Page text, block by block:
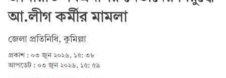
আ.লীগ কর্মীর মামলা
জেলা প্রতিনিধি, কুমিল্লা
প্রকাশ : ০৩ জুন ২০২৬, ১৫: ৩৮
আপডেট : ০৩ জুন ২০২৬, ১৫: ৫৯